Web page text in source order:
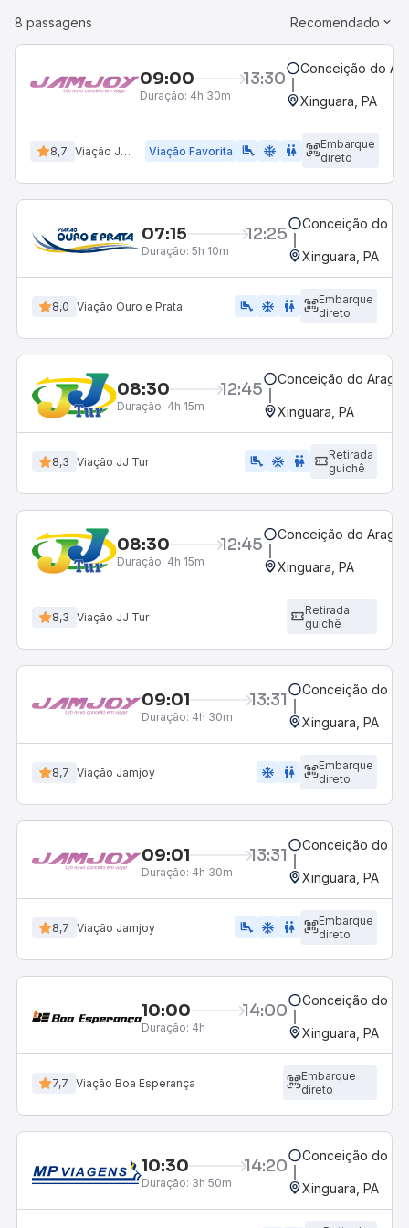
8 passagens Recomendado
09:00 13:30
Duração: 4h 30m
Conceição do
Xinguara, PA
8,7 Viação Jamjoy Viação Favorita airline_seat_legroom_extra ac_unit WC
Embarque
direto
07:15 12:25
Duração: 5h 10m
Conceição do
Xinguara, PA
8,0 Viação Ouro e Prata airline_seat_legroom_extra ac_unit WC
Embarque
direto
08:30 12:45
Duração: 4h 15m
Conceição do
Xinguara, PA
8,3 Viação JJ Tur airline_seat_legroom_extra ac_unit wc
Retirada
guichê
08:30 12:45
Duração: 4h 15m
Conceição do
Xinguara, PA
8,3 Viação JJ Tur
Retirada
guichê
09:01 13:31
Duração: 4h 30m
Conceição do
Xinguara, PA
8,7 Viação Jamjoy ac_unit wc
Embarque
direto
09:01 13:31
Duração: 4h 30m
Conceição do
Xinguara, PA
8,7 Viação Jamjoy airline_seat_legroom_extra ac_unit wc
Embarque
direto
10:00 14:00
Duração: 4h
Conceição do
Xinguara, PA
7,7 Viação Boa Esperança
Embarque
direto
10:30 14:20
Duração: 3h 50m
Conceição do
Xinguara, PA